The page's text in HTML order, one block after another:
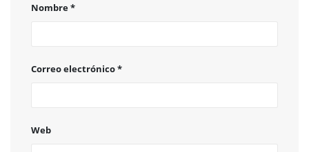
Nombre*
Correo electrónico*
Web